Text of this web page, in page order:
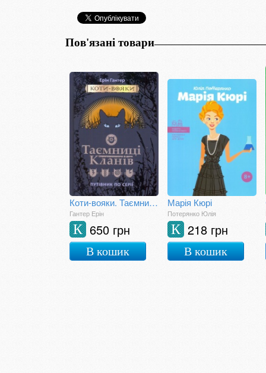
Пов'язані товари
Коти-вояки. Таємниці кланів. Путівник по серії
Гантер Ерін
650 грн
К
В кошик
Марія Кюрі
Потерянко Юлія
218 грн
К
В кошик